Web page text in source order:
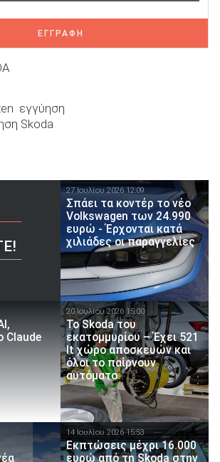
ΕΓΓΡΑΦΗ
εγγύηση
Skoda
27 Ιουλίου 2026 12:09
Σπάει τα κοντέρ το νέο
Volkswagen των 24.990
ευρώ - Έρχονται κατά
χιλιάδες οι παραγγελίες
Claude
20 Ιουλίου 2026 15:00
Το Skoda του
εκατομμυρίου – Έχει 521
lt χώρο αποσκευών και
όλοι το παίρνουν
αυτόματο
14 Ιουλίου 2026 15:53
Εκπτώσεις μέχρι 16.000
ευρώ από τη Skoda στην